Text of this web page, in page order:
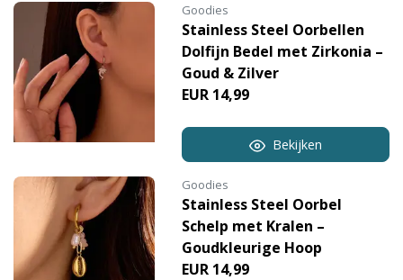
Goodies
Stainless Steel Oorbellen
Dolfijn Bedel met Zirkonia –
Goud & Zilver
EUR 14,99
Bekijken
Goodies
Stainless Steel Oorbel
Schelp met Kralen –
Goudkleurige Hoop
EUR 14,99